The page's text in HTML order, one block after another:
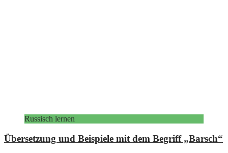
Russisch lernen
Übersetzung und Beispiele mit dem Begriff „Barsch“